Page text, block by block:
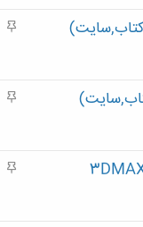
م
م
م